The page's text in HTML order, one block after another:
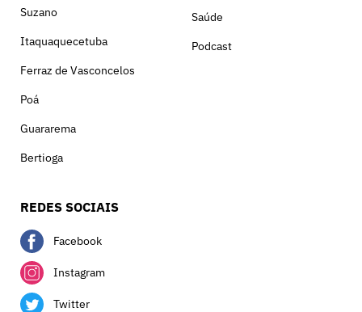
Suzano
Itaquaquecetuba
Ferraz de Vasconcelos
Poá
Guararema
Bertioga
Saúde
Podcast
REDES SOCIAIS
Facebook
Instagram
Twitter